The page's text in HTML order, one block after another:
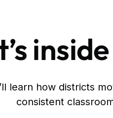
learn how districts
consistent